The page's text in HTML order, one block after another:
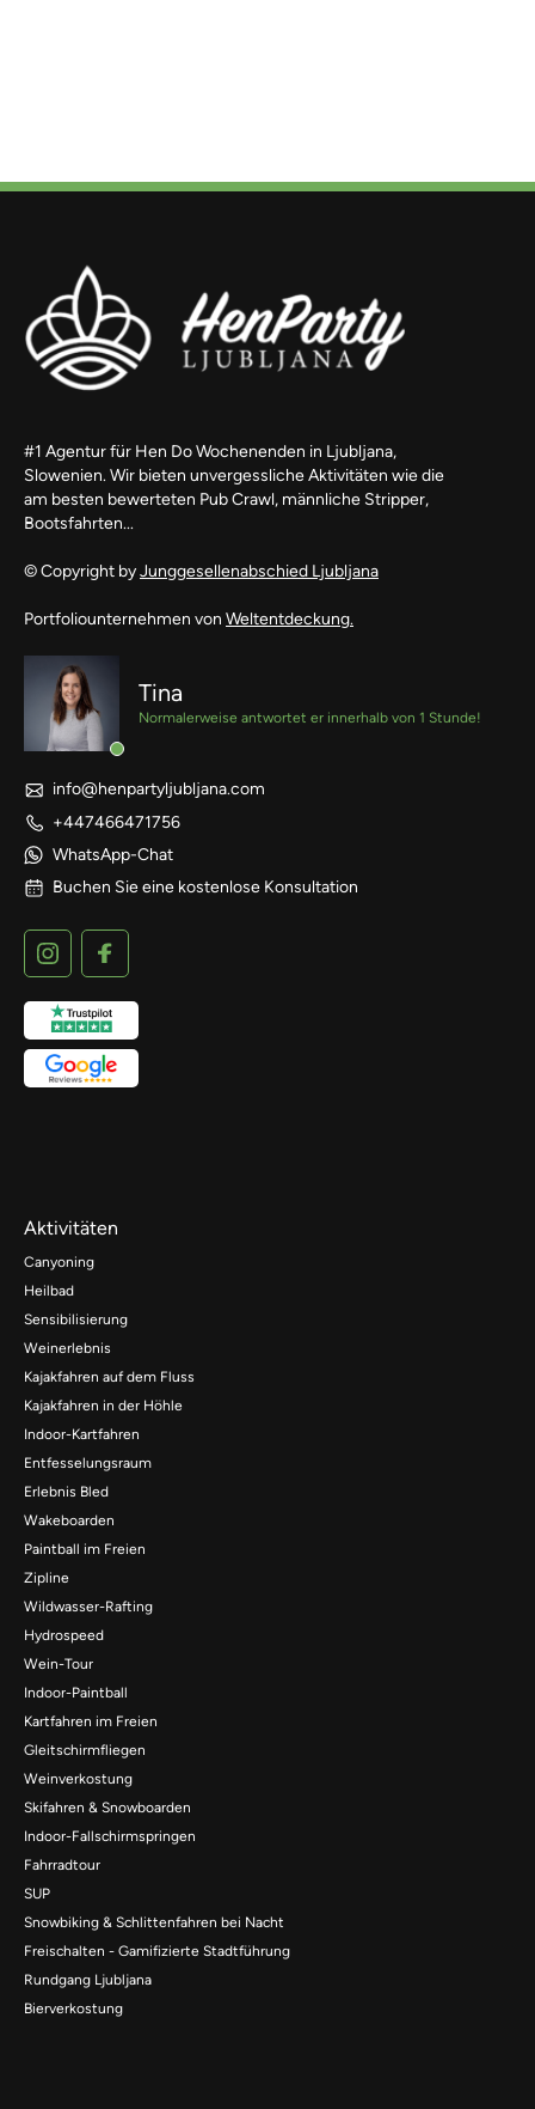
#1 Agentur für Hen Do Wochenenden in Ljubljana,
Slowenien. Wir bieten unvergessliche Aktivitäten wie die
am besten bewerteten Pub Crawl, männliche Stripper,
Bootsfahrten...
© Copyright byJunggesellenabschied Ljubljana
Portfoliounternehmen von Weltentdeckung.
Tina
Normalerweise antwortet er innerhalb von 1 Stunde!
info@henpartyljubljana.com
+447466471756
WhatsApp-Chat
Buchen Sie eine kostenlose Konsultation
Aktivitäten
Canyoning
Heilbad
Sensibilisierung
Weinerlebnis
Kajakfahren auf dem Fluss
Kajakfahren in der Höhle
Indoor-Kartfahren
Entfesselungsraum
Erlebnis Bled
Wakeboarden
Paintball im Freien
Zipline
Wildwasser-Rafting
Hydrospeed
Wein-Tour
Indoor-Paintball
Kartfahren im Freien
Gleitschirmfliegen
Weinverkostung
Skifahren & Snowboarden
Indoor-Fallschirmspringen
Fahrradtour
SUP
Snowbiking & Schlittenfahren bei Nacht
Freischalten - Gamifizierte Stadtführung
Rundgang Ljubljana
Bierverkostung